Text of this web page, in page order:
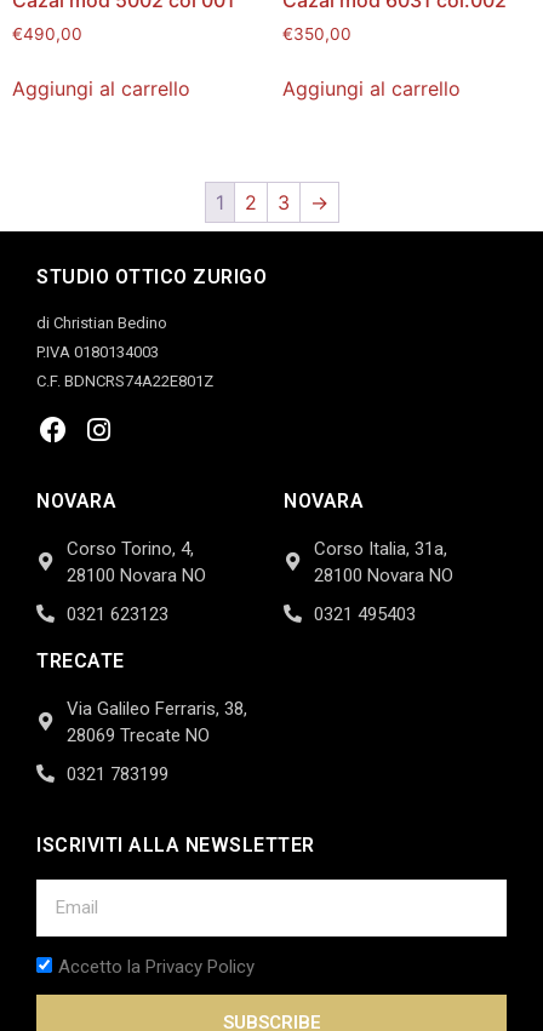
€490,00
Aggiungi al carrello
€350,00
Aggiungi al carrello
1 2 3 →
STUDIO OTTICO ZURIGO
di Christian Bedino
P.IVA 0180134003
C.F. BDNCRS74A22E801Z
NOVARA
Corso Torino, 4,
28100 Novara NO
0321 623123
NOVARA
Corso Italia, 31a,
28100 Novara NO
0321 495403
TRECATE
Via Galileo Ferraris, 38,
28069 Trecate NO
0321 783199
ISCRIVITI ALLA NEWSLETTER
Accetto la Privacy Policy
SUBSCRIBE